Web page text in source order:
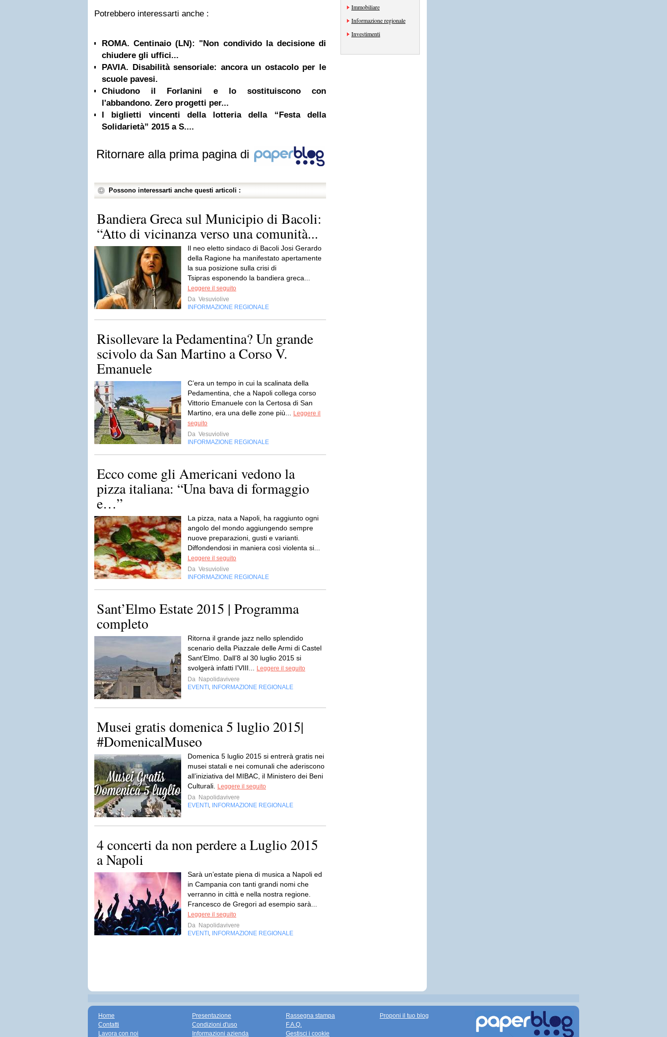
Potrebbero interessarti anche :
ROMA. Centinaio (LN): "Non condivido la decisione di
chiudere gli uffici...
PAVIA. Disabilità sensoriale: ancora un ostacolo per le
scuole pavesi.
Chiudono il Forlanini e lo sostituiscono con
l'abbandono. Zero progetti per...
I biglietti vincenti della lotteria della “Festa della
Solidarietà” 2015 a S....
Ritornare alla prima pagina di
Possono interessarti anche questi articoli :
Bandiera Greca sul Municipio di Bacoli:
“Atto di vicinanza verso una comunità...
Il neo eletto sindaco di Bacoli Josi Gerardo
della Ragione ha manifestato apertamente
la sua posizione sulla crisi di
Tsipras esponendo la bandiera greca...
Leggere il seguito
Da Vesuviolive
INFORMAZIONE REGIONALE
Risollevare la Pedamentina? Un grande
scivolo da San Martino a Corso V.
Emanuele
C’era un tempo in cui la scalinata della
Pedamentina, che a Napoli collega corso
Vittorio Emanuele con la Certosa di San
Martino, era una delle zone più...
Leggere il
seguito
Da Vesuviolive
INFORMAZIONE REGIONALE
Ecco come gli Americani vedono la
pizza italiana: “Una bava di formaggio
e…”
La pizza, nata a Napoli, ha raggiunto ogni
angolo del mondo aggiungendo sempre
nuove preparazioni, gusti e varianti.
Diffondendosi in maniera così violenta si...
Leggere il seguito
Da Vesuviolive
INFORMAZIONE REGIONALE
Sant’Elmo Estate 2015 | Programma
completo
Ritorna il grande jazz nello splendido
scenario della Piazzale delle Armi di Castel
Sant’Elmo. Dall’8 al 30 luglio 2015 si
svolgerà infatti l’VIII...
Leggere il seguito
Da Napolidavivere
EVENTI
INFORMAZIONE REGIONALE
Musei gratis domenica 5 luglio 2015|
#DomenicalMuseo
Domenica 5 luglio 2015 si entrerà gratis nei
musei statali e nei comunali che aderiscono
all’iniziativa del MIBAC, il Ministero dei Beni
Culturali.
Leggere il seguito
Da Napolidavivere
EVENTI
INFORMAZIONE REGIONALE
4 concerti da non perdere a Luglio 2015
a Napoli
Sarà un’estate piena di musica a Napoli ed
in Campania con tanti grandi nomi che
verranno in città e nella nostra regione.
Francesco de Gregori ad esempio sarà...
Leggere il seguito
Da Napolidavivere
EVENTI
INFORMAZIONE REGIONALE
Immobiliare
Informazione regionale
Investimenti
Home
Contatti
Lavora con noi
Presentazione
Condizioni d'uso
Informazioni azienda
Rassegna stampa
F.A.Q.
Gestisci i cookie
Proponi il tuo blog